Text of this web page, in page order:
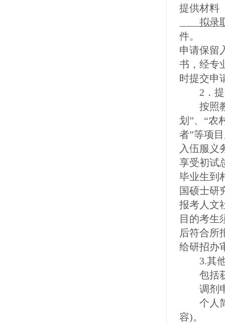
提供材料
拟录取
件。
申请保留
书，经专
时提交申
2．提
按照教
划”、“农
者”等项
入伍服义
享受初试
毕业生到
国硕士研
报考人文
目的考生
后符合所
给研招办
3.其
包括获
调剂
个人简
容)。